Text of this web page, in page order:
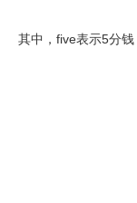
其中，five表示5分钱